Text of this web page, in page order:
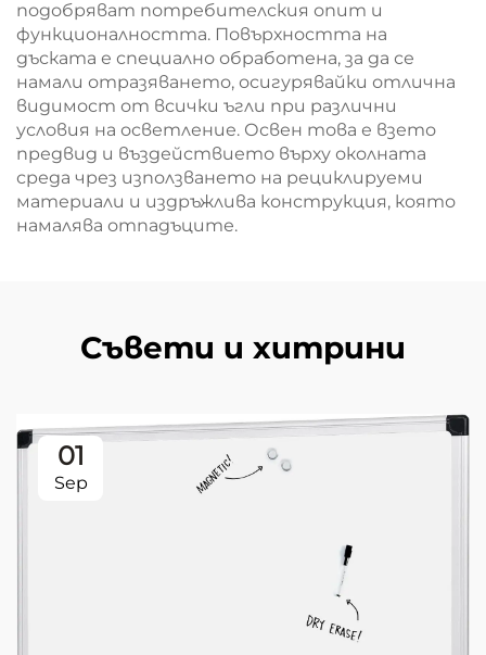
подобряват потребителския опит и
функционалността. Повърхността на
дъската е специално обработена, за да се
намали отразяването, осигурявайки отлична
видимост от всички ъгли при различни
условия на осветление. Освен това е взето
предвид и въздействието върху околната
среда чрез използването на рециклируеми
материали и издръжлива конструкция, която
намалява отпадъците.
Съвети и хитрини
01
Sep